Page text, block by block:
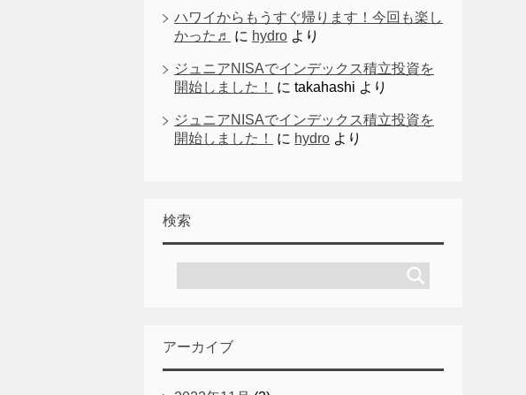
ハワイからもうすぐ帰ります！今回も楽し
かった♬
に hydro より
ジュニアNISAでインデックス積立投資を
開始しました！
に takahashi より
ジュニアNISAでインデックス積立投資を
開始しました！
に hydro より
検索
アーカイブ